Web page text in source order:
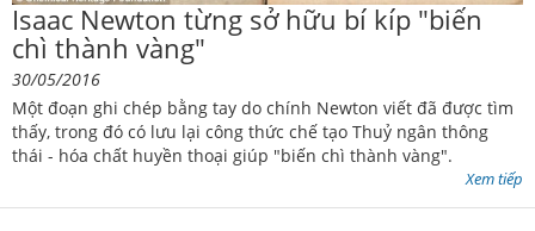
Isaac Newton từng sở hữu bí kíp "biến
chì thành vàng"
30/05/2016
Một đoạn ghi chép bằng tay do chính Newton viết đã được tìm
thấy, trong đó có lưu lại công thức chế tạo Thuỷ ngân thông
thái - hóa chất huyền thoại giúp "biến chì thành vàng".
Xem tiếp